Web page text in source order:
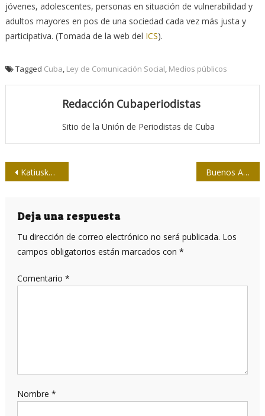
jóvenes, adolescentes, personas en situación de vulnerabilidad y
adultos mayores en pos de una sociedad cada vez más justa y
participativa. (Tomada de la web del ICS).
Tagged Cuba, Ley de Comunicación Social, Medios públicos
Redacción Cubaperiodistas
Sitio de la Unión de Periodistas de Cuba
Navegación
entradas
Katiuska, el periodismo y las películas del mañana Buenos Aires acoge II Conferencia Internacional de Periodistas y Medios Solidarios con la Causa Saharaui
Deja una respuesta
Tu dirección de correo electrónico no será publicada. Los
campos obligatorios están marcados con *
Comentario *
Nombre *